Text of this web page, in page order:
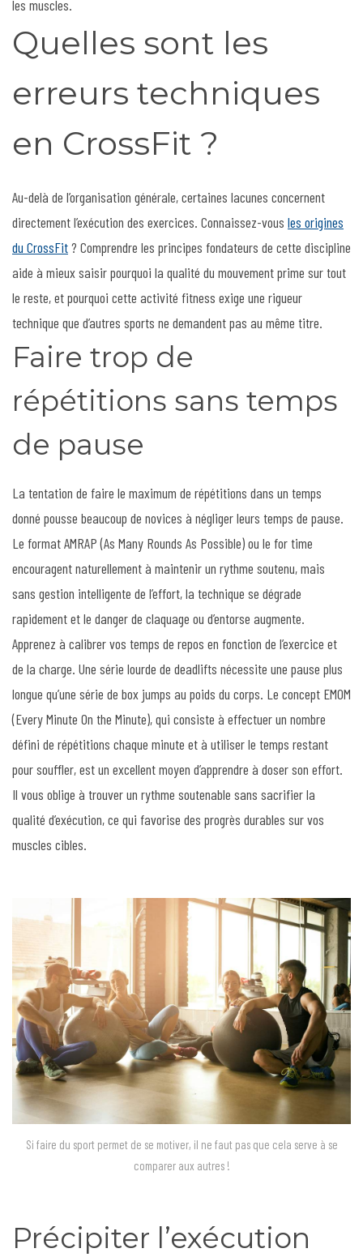
les muscles.
Quelles sont les
erreurs techniques
en CrossFit ?
Au-delà de l’organisation générale, certaines lacunes concernent
directement l’exécution des exercices. Connaissez-vous les origines
du CrossFit? Comprendre les principes fondateurs de cette discipline
aide à mieux saisir pourquoi la qualité du mouvement prime sur tout
le reste, et pourquoi cette activité fitness exige une rigueur
technique que d’autres sports ne demandent pas au même titre.
Faire trop de
répétitions sans temps
de pause
La tentation de faire le maximum de répétitions dans un temps
donné pousse beaucoup de novices à négliger leurs temps de pause.
Le format AMRAP (As Many Rounds As Possible) ou le for time
encouragent naturellement à maintenir un rythme soutenu, mais
sans gestion intelligente de l’effort, la technique se dégrade
rapidement et le danger de claquage ou d’entorse augmente.
Apprenez à calibrer vos temps de repos en fonction de l’exercice et
de la charge. Une série lourde de deadlifts nécessite une pause plus
longue qu’une série de box jumps au poids du corps. Le concept EMOM
(Every Minute On the Minute), qui consiste à effectuer un nombre
défini de répétitions chaque minute et à utiliser le temps restant
pour souffler, est un excellent moyen d’apprendre à doser son effort.
Il vous oblige à trouver un rythme soutenable sans sacrifier la
qualité d’exécution, ce qui favorise des progrès durables sur vos
muscles cibles.
Si faire du sport permet de se motiver, il ne faut pas que cela serve à se
comparer aux autres !
Précipiter l’exécution